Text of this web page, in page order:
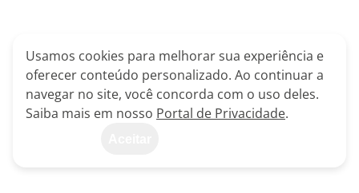
Usamos cookies para melhorar sua experiência e
oferecer conteúdo personalizado. Ao continuar a
navegar no site, você concorda com o uso deles.
Saiba mais em nosso Portal de Privacidade.